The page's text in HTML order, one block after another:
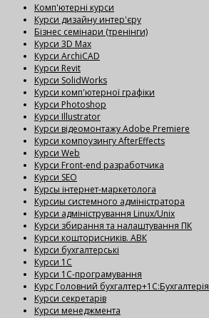
Комп'ютерні курси
Курси дизайну интер'єру
Бізнес семінари (тренінги)
Курси 3D Max
Курси ArchiCAD
Курси Revit
Курси SolidWorks
Курси комп'ютерної графіки
Курси Photoshop
Курси Illustrator
Курси відеомонтажу Adobe Premiere
Курси компоузингу AfterEffects
Курси Web
Курси Front-end разработчика
Курси SEO
Курсы інтернет-маркетолога
Курсиы системного адміністратора
Курси адміністрування Linux/Unix
Курси збирання та налаштування ПК
Курси кошторисників. АВК
Курси бухгалтерські
Курси 1С
Курси 1С-програмування
Курс Головний бухгалтер+1С:Бухгалтерія
Курси секретарів
Курси менеджмента